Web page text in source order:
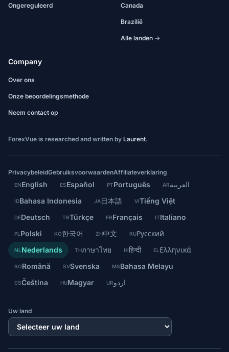
Ongereguleerd Canada
Brazilië
Alle landen →
Company
Over ons
Onze beoordelingsmethode
Neem contact op
ForexVue is researched and written by Laurent.
PrivacybeleidGebruiksvoorwaardenAffiliateverklaring
ENEnglish ESEspañol PTPortuguês ARالعربية
IDBahasa Indonesia JA日本語 VITiếng Việt
DEDeutsch TRTürkçe FRFrançais ITItaliano
PL Polski KO한국어 ZH中文 RUРусский
NL Nederlands THภาษาไทย HIहिन्दी EL Ελληνικά
RORomână SVSvenska MSBahasa Melayu
CSČeština HUMagyar URاردو
Uw land